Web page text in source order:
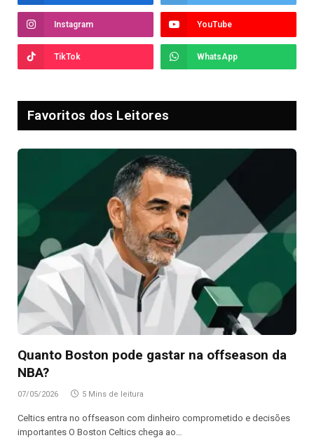
Instagram YouTube
TikTok WhatsApp
Favoritos dos Leitores
Quanto Boston pode gastar na offseason da
NBA?
07/05/2026 5 Mins de leitura
Celtics entra no offseason com dinheiro comprometido e decisões
importantes O Boston Celtics chega ao…